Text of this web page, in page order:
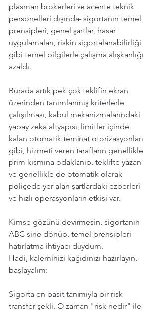
plasman brokerleri ve acente teknik
personelleri dışında- sigortanın temel
prensipleri, genel şartlar, hasar
uygulamaları, riskin sigortalanabilirliği
gibi temel bilgilerle çalışma alışkanlığı
azaldı.
Burada artık pek çok teklifin ekran
üzerinden tanımlanmış kriterlerle
çalışılması, kabul mekanizmalarındaki
yapay zeka altyapısı, limitler içinde
kalan otomatik teminat otorizasyonları
gibi, hizmeti veren tarafların genellikle
prim kısmına odaklanıp, teklifte yazan
ve genellikle de otomatik olarak
poliçede yer alan şartlardaki ezberleri
ve hızlı operasyonların etkisi var.
Kimse gözünü devirmesin, sigortanın
ABC sine dönüp, temel prensipleri
hatırlatma ihtiyacı duydum.
Hadi, kaleminizi kağıdınızı hazırlayın,
başlayalım:
Sigorta en basit tanımıyla bir risk
transfer şekli. O zaman "risk nedir" ile